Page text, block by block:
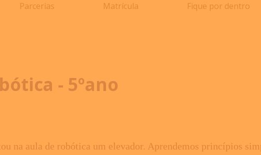
Parcerias Matrícula Fique por dentro
- 5ºano
na aula de robótica um elevador. Aprendemos princípios